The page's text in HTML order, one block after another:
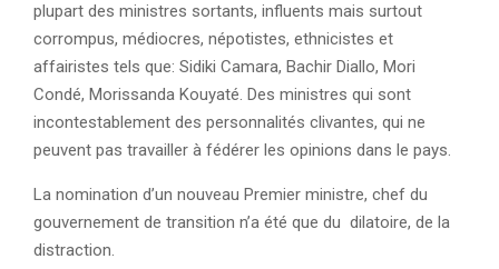
plupart des ministres sortants, influents mais surtout
corrompus, médiocres, népotistes, ethnicistes et
affairistes tels que: Sidiki Camara, Bachir Diallo, Mori
Condé, Morissanda Kouyaté. Des ministres qui sont
incontestablement des personnalités clivantes, qui ne
peuvent pas travailler à fédérer les opinions dans le pays.
La nomination d’un nouveau Premier ministre, chef du
gouvernement de transition n’a été que du dilatoire, de la
distraction.